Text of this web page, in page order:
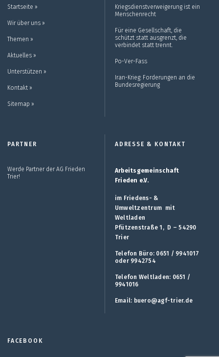
Startseite ››
Wir über uns ››
Themen ››
Aktuelles ››
Unterstützen ››
Kontakt ››
Sitemap ››
Kriegsdienstverweigerung ist ein
Menschenrecht
Für eine Gesellschaft, die
schützt statt ausgrenzt, die
verbindet statt trennt.
Po-Ver-Fass
Iran-Krieg: Forderungen an die
Bundesregierung
PARTNER
Werde Partner der AG Frieden
Trier!
ADRESSE & KONTAKT
Arbeitsgemeinschaft
Frieden e.V.
im Friedens- &
Umweltzentrum mit
Weltladen
Pfützenstraße 1, D – 54290
Trier
Telefon Büro: 0651 / 9941017
oder 9942754
Telefon Weltladen: 0651 /
9941016
Email: buero@agf-trier.de
FACEBOOK